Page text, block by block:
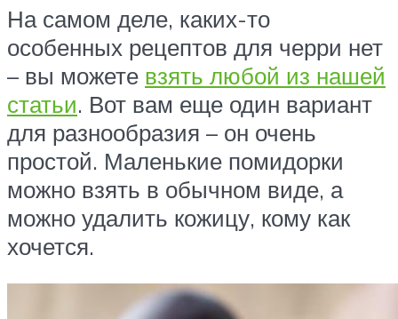
На самом деле, каких-то
особенных рецептов для черри нет
– вы можете взять любой из нашей
статьи. Вот вам еще один вариант
для разнообразия – он очень
простой. Маленькие помидорки
можно взять в обычном виде, а
можно удалить кожицу, кому как
хочется.